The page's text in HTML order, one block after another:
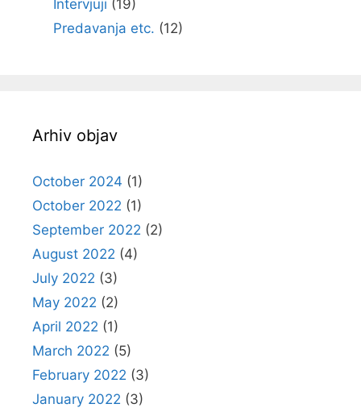
Intervjuji (19)
Predavanja etc. (12)
Arhiv objav
October 2024 (1)
October 2022 (1)
September 2022 (2)
August 2022 (4)
July 2022 (3)
May 2022 (2)
April 2022 (1)
March 2022 (5)
February 2022 (3)
January 2022 (3)